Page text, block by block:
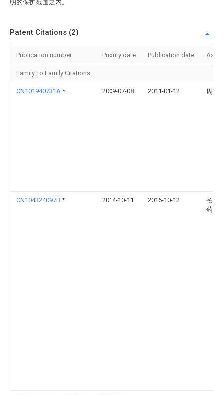
明的保护范围之内。
Patent Citations (2)
Publication number Priority date Publication date
Family To Family Citations
CN101940731A * 2009-07-08 2011-01-12 周恒
CN104324097B * 2014-10-11 2016-10-12
长春
药大